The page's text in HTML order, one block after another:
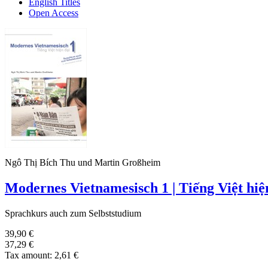
English Titles
Open Access
Ngô Thị Bích Thu und Martin Großheim
Modernes Vietnamesisch 1 | Tiếng Việt
Sprachkurs auch zum Selbststudium
39,90 €
37,29 €
Tax amount: 2,61 €